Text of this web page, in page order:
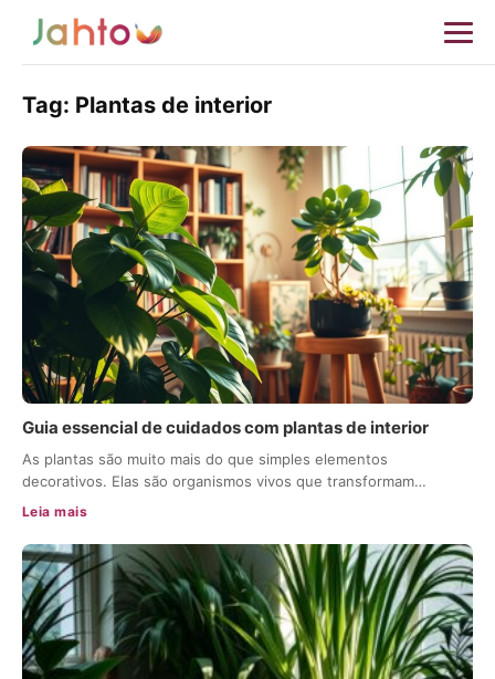
Tag: Plantas de interior
Guia essencial de cuidados com plantas de interior
As plantas são muito mais do que simples elementos
decorativos. Elas são organismos vivos que transformam…
Leia mais